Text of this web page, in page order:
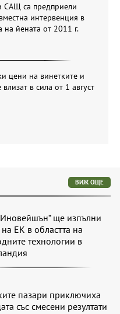
САЩ са предприели
интервенция в
на йената от 2011 г.
цени на винетките и
влизат в сила от 1 август
ВИЖ ОЩЕ
Иновейшън“ ще изпълни
ЕК в областта на
технологии в
пазари приключиха
със смесени резултати